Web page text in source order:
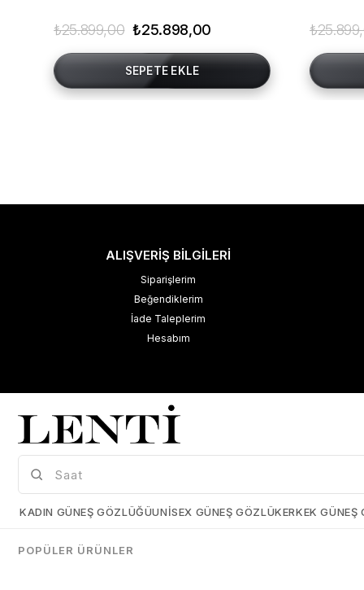
₺25.898,00
₺25.899,00
SEPETE EKLE
ALIŞVERİŞ BİLGİLERİ
Siparişlerim
Beğendiklerim
İade Taleplerim
Hesabım
Çerez Kullanımı
kullanmaktayız. Detaylı bilgi için kişisel verilerin korunması hakkında
açıklama metnimizi inceleyebilirsiniz.
KADIN GÜNEŞ GÖZLÜĞÜUNISEX GÜNEŞ GÖZLÜKERKEK GÜNEŞ
POPÜLER ÜRÜNLER